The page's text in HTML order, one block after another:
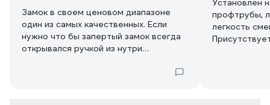
Замок в своем ценовом диапазоне
один из самых качественных. Если
нужно что бы запертый замок всегда
открывался ручкой из нутри
Установлен
профтрубы,
легкость